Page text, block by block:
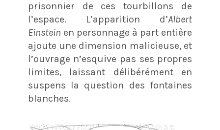
prisonnier de ces tourbillons de
l’espace. L’apparition d’Albert
Einstein en personnage à part entière
ajoute une dimension malicieuse, et
l’ouvrage n’esquive pas ses propres
limites, laissant délibérément en
suspens la question des fontaines
blanches.